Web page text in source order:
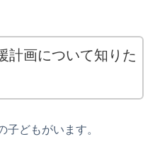
計画について知りた
どもがいます。